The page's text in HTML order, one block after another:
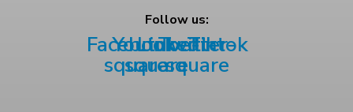
Follow us:
Facebook-
square
Youtube-
square
Linkedin
Twitter-
square
Tiktok